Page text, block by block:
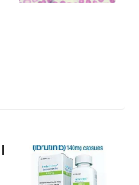
：uMRD患者中一年无